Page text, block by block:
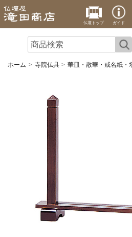
仏壇トップ ガイド
ホーム 寺院仏具 華皿・散華・戒名紙・